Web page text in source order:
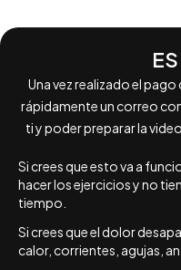
Una vez realizado el
rápidamente un correo
ti y poder preparar la
Si crees que esto va a
hacer los ejercicios y no
tiempo.
Si crees que el dolor
calor, corrientes, agujas,